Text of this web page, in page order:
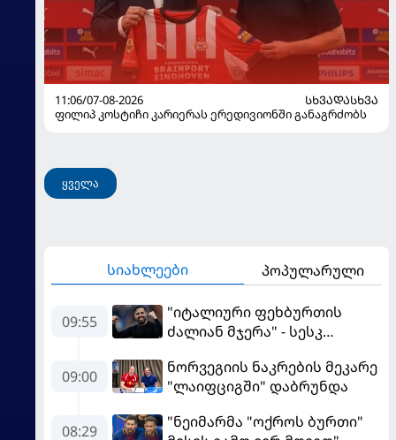
11:06/07-08-2026
ᲡᲮᲕᲐᲓᲐᲡᲮᲕᲐ
ფილიპ კოსტიჩი კარიერას ერედივიონში განაგრძობს
ყველა
სიახლეები პოპულარული
09:55
"იტალიური ფეხბურთის
ძალიან მჯერა" - სესკ
09:00
ნორვეგიის ნაკრების მეკარე
"ლაიფციგში" დაბრუნდა
08:29
"ნეიმარმა "ოქროს ბურთი"